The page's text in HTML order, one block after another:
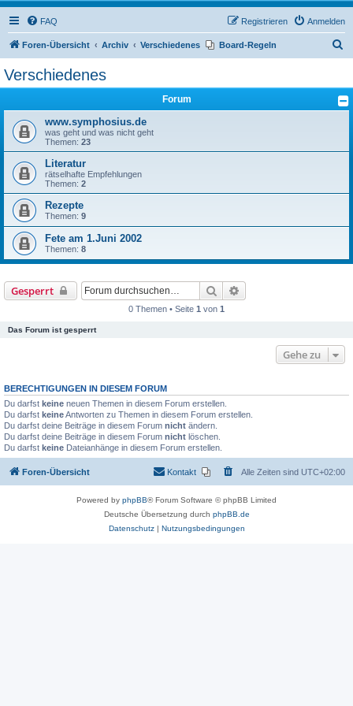
FAQ Anmelden
Registrieren
Foren-Übersicht Archiv Verschiedenes Board-Regeln
h
Verschiedenes
Forum
www.symphosius.de
was geht und was nicht geht
Themen: 23
Literatur
rätselhafte Empfehlungen
Themen: 2
Rezepte
Themen: 9
Fete am 1.Juni 2002
Themen: 8
Gesperrt Suche
0 Themen • Seite 1 von 1
Das Forum ist gesperrt
Gehe zu
BERECHTIGUNGEN IN DIESEM FORUM
Du darfst keine neuen Themen in diesem Forum erstellen.
Du darfst keineAntworten zu Themen in diesem Forum erstellen.
Du darfst deine Beiträge in diesem Forum nicht ändern.
Du darfst deine Beiträge in diesem Forum nicht löschen.
Du darfst keine Dateianhänge in diesem Forum erstellen.
Foren-Übersicht Alle Zeiten sind UTC+02:00
Kontakt
Powered by phpBB® Forum Software © phpBB Limited
Deutsche Übersetzung durch phpBB.de
Datenschutz| Nutzungsbedingungen